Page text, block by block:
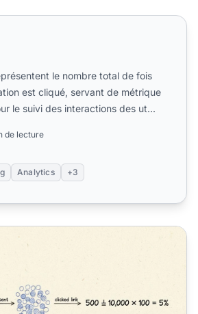
le nombre total de fois
est cliqué, servant de métrique
le suivi des interactions des ut...
de lecture
Analytics +3
de clics uniques ? Définition, calcul